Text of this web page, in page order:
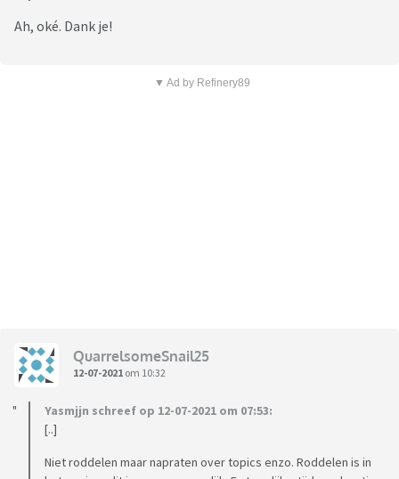
Ah, oké. Dank je!
▼ Ad by Refinery89
QuarrelsomeSnail25
12-07-2021 om 10:32
Yasmjjn schreef op 12-07-2021 om 07:53:
[..]
Niet roddelen maar napraten over topics enzo. Roddelen is in